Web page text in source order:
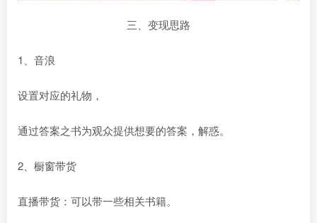
三、变现思路
1、音浪
设置对应的礼物，
通过答案之书为观众提供想要的答案，解惑。
2、橱窗带货
直播带货：可以带一些相关书籍。